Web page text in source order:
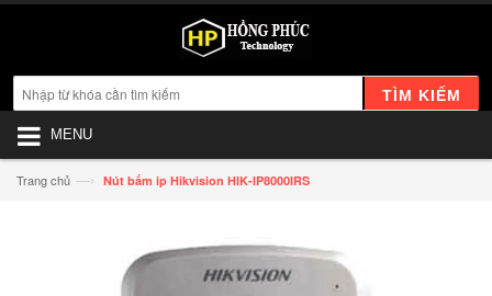
TÌM KIẾM
MENU
Trang chủ —› Nút bấm ip Hikvision HIK-IP8000IRS